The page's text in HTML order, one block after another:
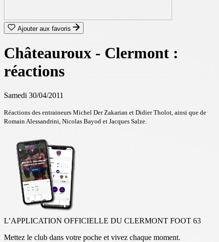
Ajouter aux favoris
Châteauroux - Clermont :
réactions
Samedi 30/04/2011
Réactions des entraineurs Michel Der Zakarian et Didier Tholot, ainsi que de
Romain Alessandrini, Nicolas Bayod et Jacques Salze.
L’APPLICATION OFFICIELLE DU CLERMONT FOOT 63
Mettez le club dans votre poche et vivez chaque moment.